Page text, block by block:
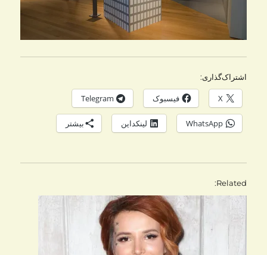
اشتراک‌گذاری:
X فیسبوک Telegram
WhatsApp لینکداین بیشتر
Related